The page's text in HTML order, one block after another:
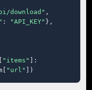
download" ,
: "API_KEY" },
"items"
]:
"url" ])